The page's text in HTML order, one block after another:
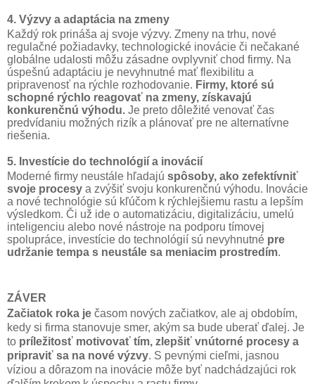
4. Výzvy a adaptácia na zmeny
Každý rok prináša aj svoje výzvy. Zmeny na trhu, nové
regulačné požiadavky, technologické inovácie či nečakané
globálne udalosti môžu zásadne ovplyvniť chod firmy. Na
úspešnú adaptáciu je nevyhnutné mať flexibilitu a
pripravenosť na rýchle rozhodovanie. Firmy, ktoré sú
schopné rýchlo reagovať na zmeny, získavajú
konkurenčnú výhodu. Je preto dôležité venovať čas
predvídaniu možných rizík a plánovať pre ne alternatívne
riešenia.
5. Investície do technológií a inovácií
Moderné firmy neustále hľadajú spôsoby, ako zefektívniť
svoje procesy a zvýšiť svoju konkurenčnú výhodu. Inovácie
a nové technológie sú kľúčom k rýchlejšiemu rastu a lepším
výsledkom. Či už ide o automatizáciu, digitalizáciu, umelú
inteligenciu alebo nové nástroje na podporu tímovej
spolupráce, investície do technológií sú nevyhnutné pre
udržanie tempa s neustále sa meniacim prostredím.
ZÁVER
Začiatok roka je časom nových začiatkov, ale aj obdobím,
kedy si firma stanovuje smer, akým sa bude uberať ďalej. Je
to príležitosť motivovať tím, zlepšiť vnútorné procesy a
pripraviť sa na nové výzvy. S pevnými cieľmi, jasnou
víziou a dôrazom na inovácie môže byť nadchádzajúci rok